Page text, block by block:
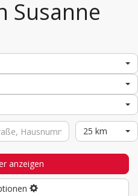
Susanne
25 km
anzeigen